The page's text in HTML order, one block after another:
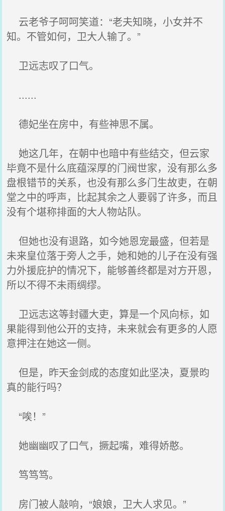
云老爷子呵呵笑道：“老夫知晓，小女并不
知。不管如何，卫大人输了。”
卫远志叹了口气。
......
德妃坐在房中，有些神思不属。
她这几年，在朝中也暗中有些结交，但云家
毕竟不是什么底蕴深厚的门阀世家，没有那么多
盘根错节的关系，也没有那么多门生故吏，在朝
堂之中的呼声，比起其余之人要弱了许多，而且
没有个堪称排面的大人物站队。
但她也没有退路，如今她恩宠最盛，但若是
未来皇位落于旁人之手，她和她的儿子在没有强
力外援庇护的情况下，能够善终都是对方开恩，
所以不得不未雨绸缪。
卫远志这等封疆大吏，算是一个风向标，如
果能得到他公开的支持，未来就会有更多的人愿
意押注在她这一侧。
但是，昨天金剑成的态度如此坚决，夏景昀
真的能行吗？
“唉！”
她幽幽叹了口气，撅起嘴，难得娇憨。
笃笃笃。
房门被人敲响，“娘娘，卫大人求见。”